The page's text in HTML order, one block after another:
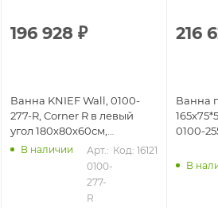
196 928 ₽
Ванна KNIEF Wall, 0100-
277-R, Corner R в левый
угол 180х80х60см,
щелевой перелив, без
слива-перелива, белый
В наличии
Арт.:
0100-
277-
R
Код: 16121
216
Ванна
0100-
В